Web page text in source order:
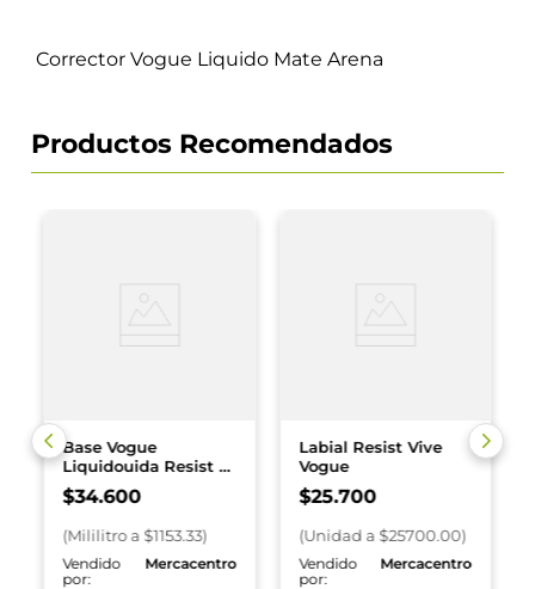
Corrector Vogue Liquido Mate Arena
Productos Recomendados
Base Vogue
Liquidouida Resist x
30 ml Natural
$34.600
(Mililitroa $1153.33)
Vendido
por:
Mercacentro
Labial Resist Vive
Vogue
$25.700
(Unidad a $25700.00)
Vendido
por:
Mercacentro